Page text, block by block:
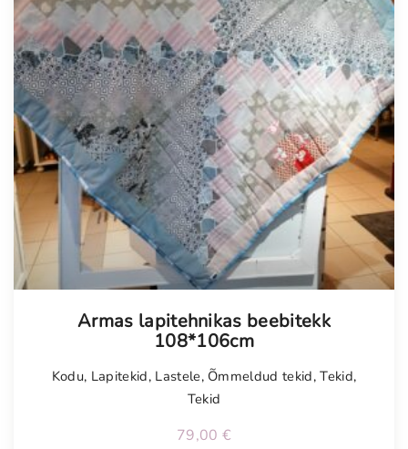
Armas lapitehnikas beebitekk
108*106cm
Kodu, Lapitekid, Lastele, Õmmeldud tekid,Tekid,
Tekid
79,00 €